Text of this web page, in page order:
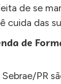
de se
cuida das
de
PR